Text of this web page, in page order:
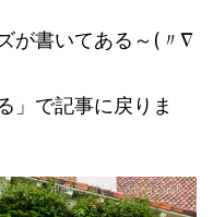
が書いてある～(〃∇
」で記事に戻りま